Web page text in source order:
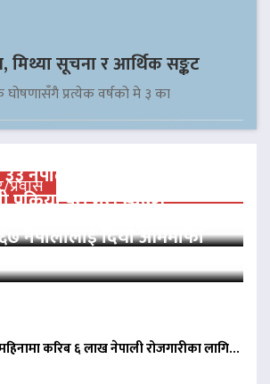
मिथ्या सूचना र आर्थिक सङ्कट
घोषणासँगै प्रत्येक वर्षको मे ३ का
नेपाली कैदीलाई आममाफी,
प्रक्रिया पूरा गरी स्वदेश…
नेपालीलाई दियो आममाफी
करिब ६ लाख नेपाली रोजगारीका लागि…